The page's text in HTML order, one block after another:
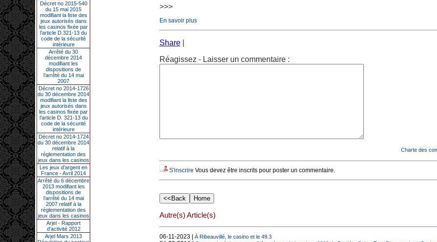
Décret no 2015-540
du 15 mai 2015
modifiant la liste des
jeux autorisés dans
les casinos fixée par
l’article D.321-13 du
code de la sécurité
intérieure
Arrêté du 30
décembre 2014
modifiant les
dispositions de
l’arrêté du 14 mai
2007
Décret no 2014-1726
du 30 décembre 2014
modifiant la liste des
jeux autorisés dans
les casinos fixée par
l’article D. 321-13 du
code de la sécurité
intérieure
Décret no 2014-1724
du 30 décembre 2014
relatif à la
réglementation des
jeux dans les casinos
Les jeux d’argent en
France - Avril 2014
Arrêté du 6 décembre
2013 modifiant les
dispositions de
l’arrêté du 14 mai
2007 relatif à la
réglementation des
jeux dans les casinos
Arjel - Rapport
d'activité 2012
Arjel Mars 2013
>>>
En savoir plus
Share
Réagissez - Laisser un commentaire :
Charte des
S'inscrire Vous devez être inscrits pour poster un commentaire.
Autre(s) Article(s)
06-11-2023 | À Ribeauvillé, le casino et le 49.3